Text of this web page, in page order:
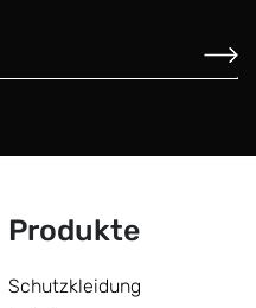
Produkte
Schutzkleidung